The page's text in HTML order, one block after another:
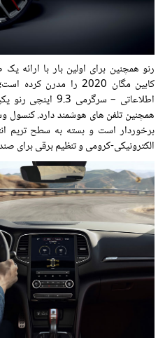
کابین مگان 2020 را
اطلاعاتی –
برخوردار است و بسته به سطح تریم
الکترونیکی-کرومی و تنظیم برقی برای